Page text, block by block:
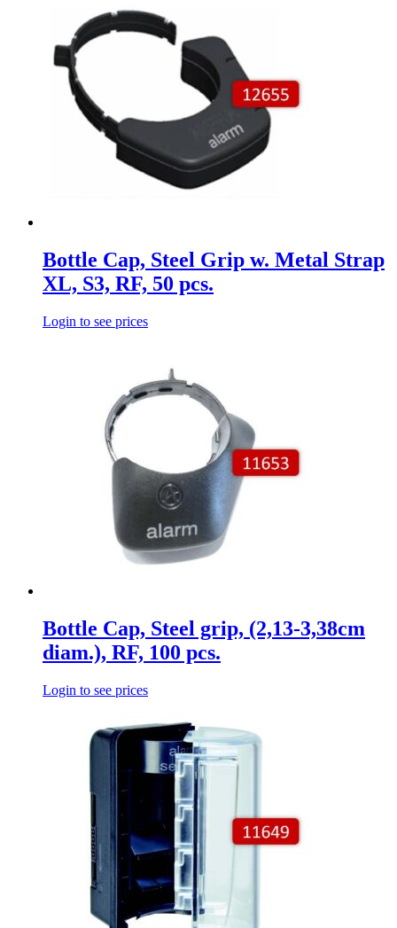
Bottle Cap, Steel Grip w. Metal Strap
XL, S3, RF, 50 pcs.
Login to see prices
Bottle Cap, Steel grip, (2,13-3,38cm
diam.), RF, 100 pcs.
Login to see prices